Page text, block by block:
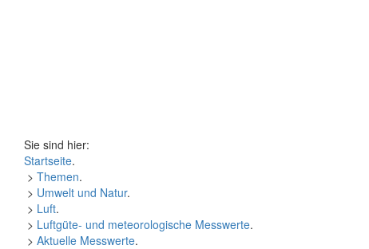
Sie sind hier:
Startseite.
> Themen.
> Umwelt und Natur.
> Luft.
> Luftgüte- und meteorologische Messwerte.
> Aktuelle Messwerte.